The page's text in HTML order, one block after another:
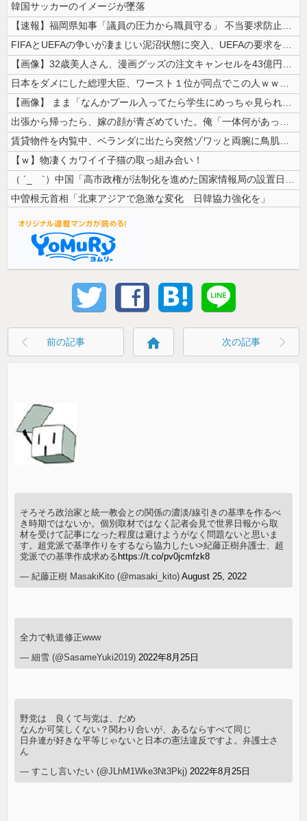
韓国サッカーのイメージが墜落
【速報】福岡県知事「議員の圧力から職員守る」 不当要求防止の条例策定へ
FIFAとUEFAの争いが凄まじい泥沼状態に突入、UEFAの要求を呑ん...
【画像】32歳美人さん、漫画グッズの注文キャンセルを43億円分繰り返し...
日本をダメにした総理大臣、ワースト１位が同点でこの人ｗｗｗｗｗｗ
【画像】 まま「なんかプール入ってたら学生にめっちゃ見られたw」
出張から帰ったら、嫁の顔が青ざめていた。俺「一体何があったんだ？」嫁「...
賃貸物件を内覧中、ベランダに出たら突然ゾワッと両腕に鳥肌が出た。「やっ...
【ｗ】物凄くカワイイ子猫の取っ組み合い！
（ ´_ゝ`）中国「高市政権が法制化を進めた国家情報局の設置日が7月3...
中曽根元首相「北東アジアで急激な変化 日韓協力強化を」
前の記事 home 次の記事
そろそろ政治家と統一教会との関係の濃淡/線引きの基準を作るべ
き時期ではないか。個別取材ではなく記者会見で世界日報から取
材を受けて記事になった程度は避けようがなく問題ないと思いま
す。超党派で基準作りをするなら協力したい>紀藤正樹弁護士、超
党派での基準作成求める https://t.co/pv0jcmfzk8
— 紀藤正樹 MasakiKito (@masaki_kito)August 25, 2022
全力で軌道修正www
— 細雪 (@SasameYuki2019)2022年8月25日
野党は 良くて与党は、だめ
なんか可笑しくない？関わり合いが、あるならすべて同じ
日弁連が好きな平等じゃないと日本の憲法違反ですよ。弁護士さ
ん
— すこし言いたい (@JLhM1Wke3Nt3Pkj)2022年8月25日